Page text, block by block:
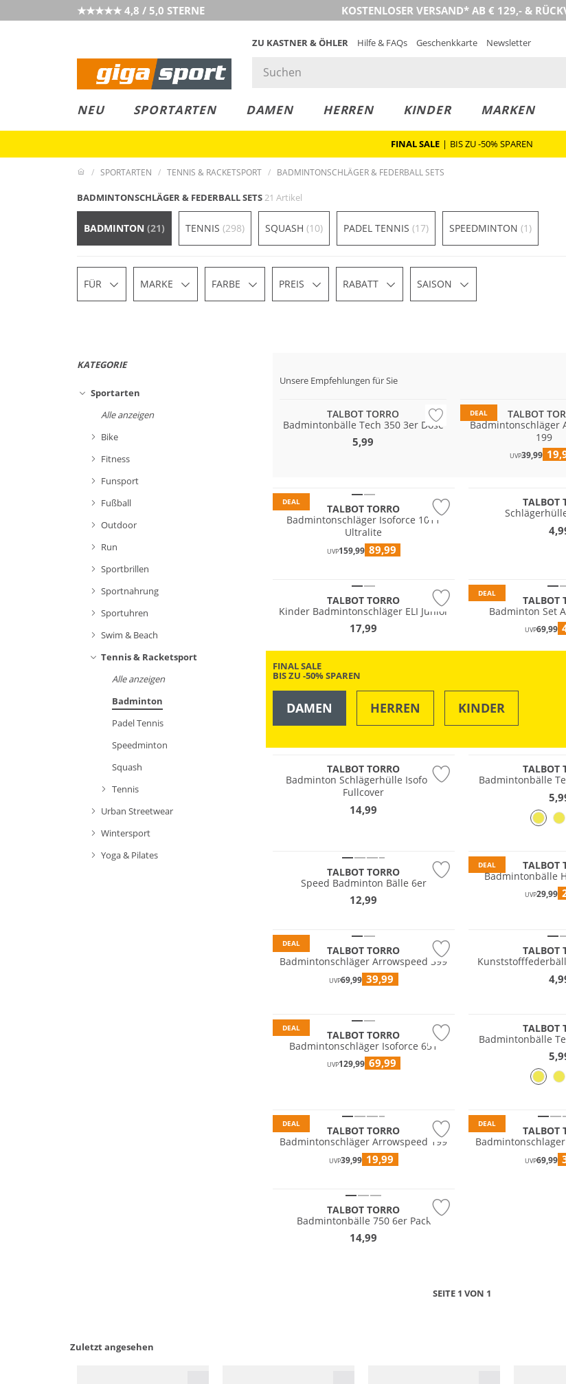
★★★★★ 4,8 / 5,0 STERNE KOSTENLOSER VERSAND* AB € 129,- &
ZU KASTNER & ÖHLER Hilfe & FAQs Geschenkkarte Newsletter
NEU SPORTARTEN DAMEN HERREN KINDER MARKEN
FINAL SALE | BIS ZU -50% SPAREN
SPORTARTEN TENNIS & RACKETSPORT BADMINTONSCHLÄGER & FEDERBALL SETS
BADMINTONSCHLÄGER & FEDERBALL SETS21 Artikel
BADMINTON (21) TENNIS (298) SQUASH (10) PADEL TENNIS (17) SPEEDMINTON (1)
FÜR MARKE FARBE PREIS RABATT SAISON
KATEGORIE
Sportarten
Alle anzeigen
Bike
Fitness
Funsport
Fußball
Outdoor
Run
Sportbrillen
Sportnahrung
Sportuhren
Swim & Beach
Tennis & Racketsport
Alle anzeigen
Badminton
Padel Tennis
Speedminton
Squash
Tennis
Urban Streetwear
Wintersport
Yoga & Pilates
Unsere Empfehlungen für Sie
TALBOT TORRO
Badmintonbälle Tech 350 3er Dose
5,99
DEAL
TALBOT
Badmintonschläger
199
UVP39,99
DEAL
TALBOT TORRO
Badmintonschläger Isoforce 1011
Ultralite
UVP159,99 89,99
TALBOT
TALBOT TORRO
Kinder Badmintonschläger ELI Junior
17,99
DEAL
TALBOT
Badminton Set
UVP69,99
FINAL SALE
BIS ZU -50% SPAREN
DAMEN HERREN KINDER
TALBOT TORRO
Badminton Schlägerhülle Isoforce
Fullcover
14,99
TALBOT
Badmintonbälle
TALBOT TORRO
Speed Badminton Bälle 6er
12,99
DEAL
TALBOT
Badmintonbälle
UVP29,99
DEAL
TALBOT TORRO
Badmintonschläger Arrowspeed 399
UVP69,99 39,99
TALBOT
DEAL
TALBOT TORRO
Badmintonschläger Isoforce 651
UVP129,99 69,99
TALBOT
Badmintonbälle
DEAL
TALBOT TORRO
Badmintonschläger Arrowspeed 199
UVP39,99 19,99
DEAL
TALBOT
UVP69,99
TALBOT TORRO
Badmintonbälle 750 6er Pack
14,99
SEITE 1 VON 1
Zuletzt angesehen